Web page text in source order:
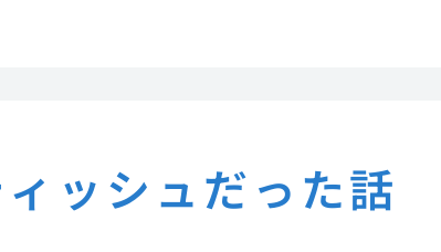
ッシュだった話